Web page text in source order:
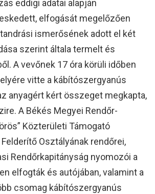
eddigi adatai alapján
elfogását megelőzően
ismerősének adott el két
szerint általa termelt és
A vevőnek 17 óra körüli időben
vitte a kábítószergyanús
anyagért kért összeget megkapta,
A Békés Megyei Rendőr-
Közterületi Támogató
Osztályának rendőrei,
Rendőrkapitányság nyomozói a
elfogták és autójában, valamint a
csomag kábítószergyanús